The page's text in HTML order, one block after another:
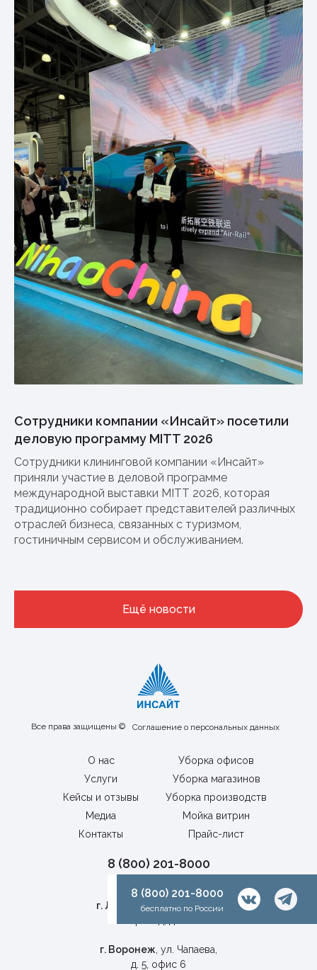
Сотрудники компании «Инсайт» посетили
деловую программу MITT 2026
Сотрудники клининговой компании «Инсайт»
приняли участие в деловой программе
международной выставки MITT 2026, которая
традиционно собирает представителей различных
отраслей бизнеса, связанных с туризмом,
гостиничным сервисом и обслуживанием.
Ещё новости
Все права защищены © Соглашение о персональных данных
О нас
Услуги
Кейсы и отзывы
Медиа
Контакты
Уборка офисов
Уборка магазинов
Уборка производств
Мойка витрин
Прайс-лист
8 (800) 201-8000
8 (800) 201-8000
бесплатно по России
г. Липецк, Универсальный
г. Воронеж , ул. Чапаева,
д. 5, офис 6